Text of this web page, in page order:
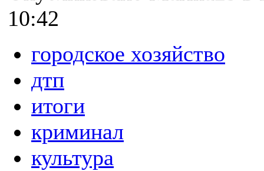
10:42
городское хозяйство
дтп
итоги
криминал
культура